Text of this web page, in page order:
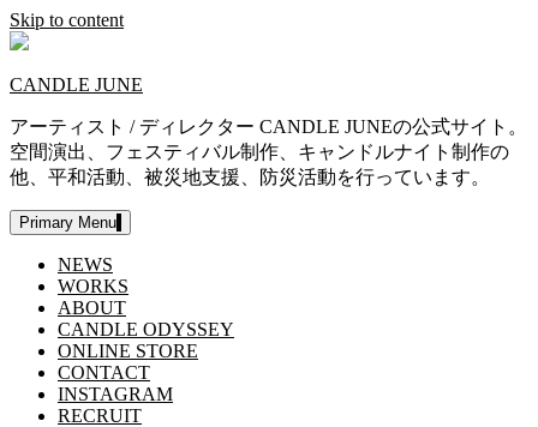
Skip to content
CANDLE JUNE
アーティスト / ディレクター CANDLE JUNEの公式サイト。
空間演出、フェスティバル制作、キャンドルナイト制作の
他、平和活動、被災地支援、防災活動を行っています。
Primary Menu
NEWS
WORKS
ABOUT
CANDLE ODYSSEY
ONLINE STORE
CONTACT
INSTAGRAM
RECRUIT